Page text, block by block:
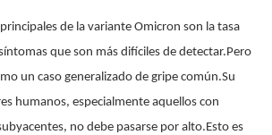
de la variante Omicron son la tasa
que son más difíciles de detectar.Pero
un caso generalizado de gripe común.Su
humanos, especialmente aquellos con
no debe pasarse por alto.Esto es